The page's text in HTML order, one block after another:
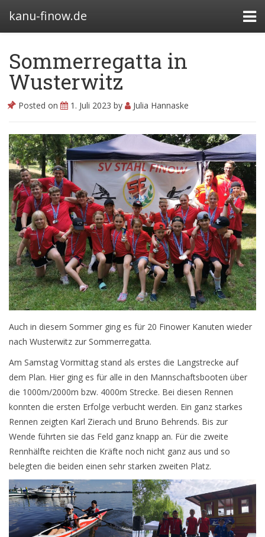
kanu-finow.de
Satzung
Beitragssatzung
Kanurennsport
Wasserwandern
Seniorensportgruppe
Aktuelles
Planung für das laufende Sportjahr
Infobox
Anmeldung
Sommerregatta in
Wusterwitz
Posted on 1. Juli 2023 by Julia Hannaske
Auch in diesem Sommer ging es für 20 Finower Kanuten wieder
nach Wusterwitz zur Sommerregatta.
Am Samstag Vormittag stand als erstes die Langstrecke auf
dem Plan. Hier ging es für alle in den Mannschaftsbooten über
die 1000m/2000m bzw. 4000m Strecke. Bei diesen Rennen
konnten die ersten Erfolge verbucht werden. Ein ganz starkes
Rennen zeigten Karl Zierach und Bruno Behrends. Bis zur
Wende führten sie das Feld ganz knapp an. Für die zweite
Rennhälfte reichten die Kräfte noch nicht ganz aus und so
belegten die beiden einen sehr starken zweiten Platz.